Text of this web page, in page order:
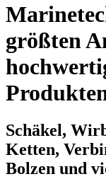
größten
Schäkel,
Ketten,
Bolzen und